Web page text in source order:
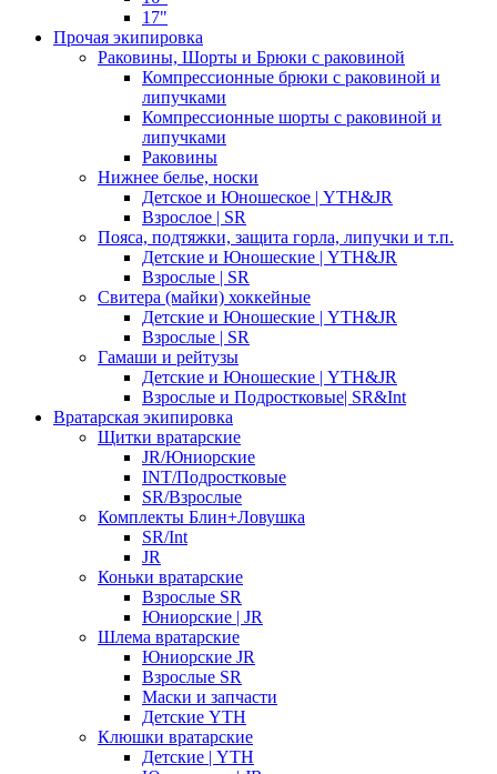
17"
Прочая экипировка
Раковины, Шорты и Брюки с раковиной
Компрессионные брюки с раковиной и
липучками
Компрессионные шорты с раковиной и
липучками
Раковины
Нижнее белье, носки
Детское и Юношеское | YTH&JR
Взрослое | SR
Пояса, подтяжки, защита горла, липучки и т.п.
Детские и Юношеские | YTH&JR
Взрослые | SR
Свитера (майки) хоккейные
Детские и Юношеские | YTH&JR
Взрослые | SR
Гамаши и рейтузы
Детские и Юношеские | YTH&JR
Взрослые и Подростковые| SR&Int
Вратарская экипировка
Щитки вратарские
JR/Юниорские
INT/Подростковые
SR/Взрослые
Комплекты Блин+Ловушка
SR/Int
JR
Коньки вратарские
Взрослые SR
Юниорские | JR
Шлема вратарские
Юниорские JR
Взрослые SR
Маски и запчасти
Детские YTH
Клюшки вратарские
Детские | YTH